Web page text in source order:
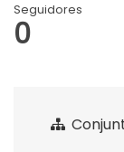
Seguidores
0